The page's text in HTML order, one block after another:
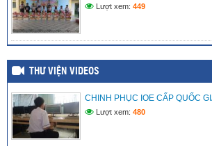
(05/04/2026)Lượt xem: 449
THƯ VIỆN VIDEOS
CHINH PHỤC IOE CẤP QUỐC
Lượt xem: 480